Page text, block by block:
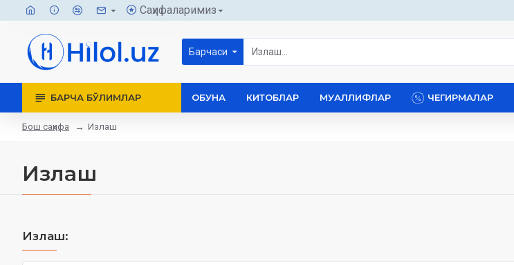
Саҳифаларимиз
Барчаси
БАРЧА БЎЛИМЛАР ОБУНА КИТОБЛАР МУАЛЛИФЛАР ЧЕГИРМАЛАР
Бош саҳифа Излаш
Излаш
Излаш: